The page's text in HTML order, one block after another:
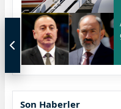
Son Haberler